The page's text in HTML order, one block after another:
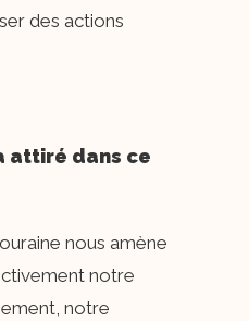
des actions
attiré dans ce
nous amène
notre
notre